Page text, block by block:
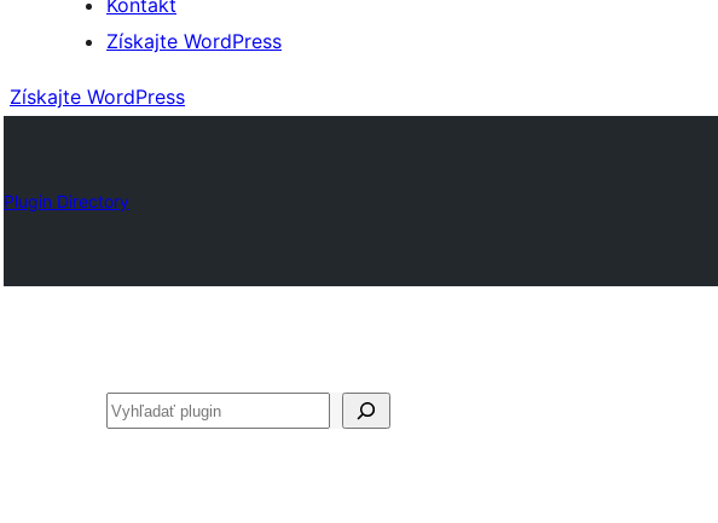
Kontakt
Získajte WordPress
Získajte WordPress
Plugin Directory
Hľadať